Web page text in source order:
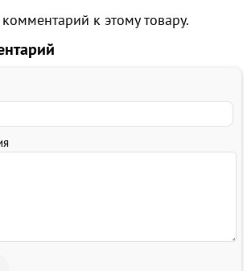
к этому товару.